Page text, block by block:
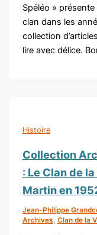
Spéléo »
clan dans les
collection
lire avec délice.
Histoire
Collection
: Le Clan de
Martin en
Jean-Philippe
Archives, Clan de la